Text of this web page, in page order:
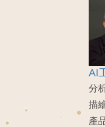
AI
分
描
產